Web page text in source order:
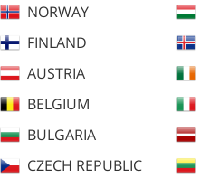
NORWAY
FINLAND
AUSTRIA
BELGIUM
BULGARIA
CZECH REPUBLIC